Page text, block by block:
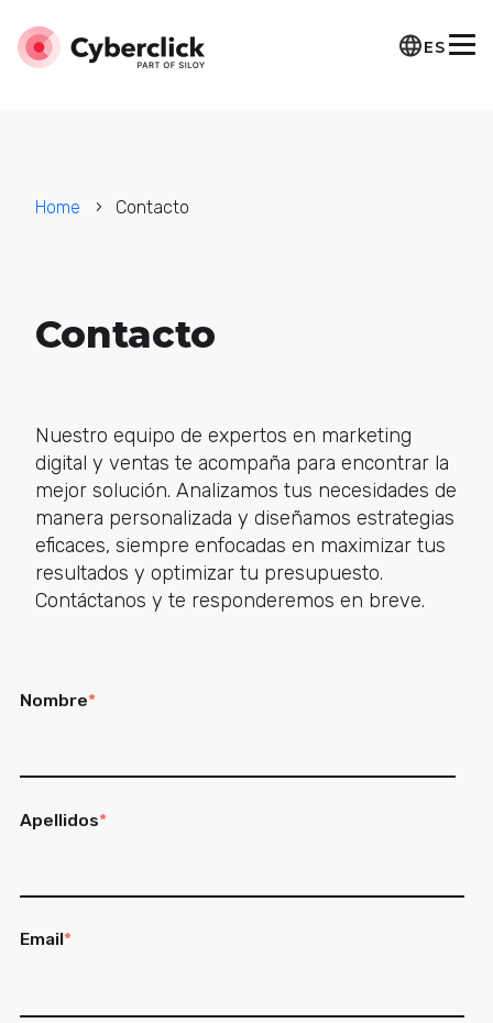
ES
Home Contacto
Contacto
Nuestro equipo de expertos en marketing
digital y ventas te acompaña para encontrar la
mejor solución. Analizamos tus necesidades de
manera personalizada y diseñamos estrategias
eficaces, siempre enfocadas en maximizar tus
resultados y optimizar tu presupuesto.
Contáctanos y te responderemos en breve.
Nombre*
Apellidos*
Email*